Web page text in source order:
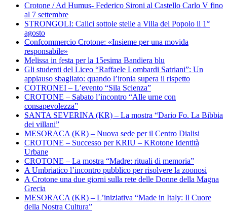
Crotone / Ad Humus- Federico Sironi al Castello Carlo V fino
al 7 settembre
STRONGOLI: Calici sottole stelle a Villa del Popolo il 1°
agosto
Confcommercio Crotone: «Insieme per una movida
responsabile»
Melissa in festa per la 15esima Bandiera blu
Gli studenti del Liceo “Raffaele Lombardi Satriani”: Un
applauso sbagliato: quando l’ironia supera il rispetto
COTRONEI – L’evento “Sila Scienza”
CROTONE – Sabato l’incontro “Alle urne con
consapevolezza”
SANTA SEVERINA (KR) – La mostra “Dario Fo. La Bibbia
dei villani”
MESORACA (KR) – Nuova sede per il Centro Dialisi
CROTONE – Successo per KRIU – KRotone Identità
Urbane
CROTONE – La mostra “Madre: rituali di memoria”
A Umbriatico l’incontro pubblico per risolvere la zoonosi
A Crotone una due giorni sulla rete delle Donne della Magna
Grecia
MESORACA (KR) – L’iniziativa “Made in Italy: Il Cuore
della Nostra Cultura”